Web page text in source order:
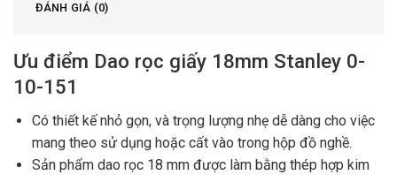
ĐÁNH GIÁ (0)
Ưu điểm Dao rọc giấy 18mm Stanley 0-
10-151
Có thiết kế nhỏ gọn, và trọng lượng nhẹ dễ dàng cho việc
mang theo sử dụng hoặc cất vào trong hộp đồ nghề.
Sản phẩm dao rọc 18 mm được làm bằng thép hợp kim